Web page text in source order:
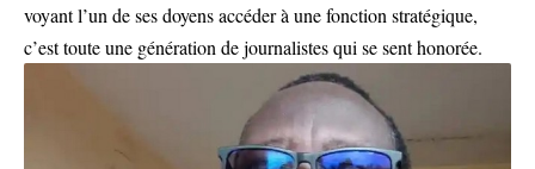
voyant l’un de ses doyens accéder à une fonction stratégique,
c’est toute une génération de journalistes qui se sent honorée.